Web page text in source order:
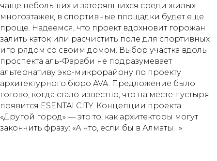
чаще небольших и затерявшихся среди жилых
многоэтажек, в спортивные площадки будет еще
проще. Надеемся, что проект вдохновит горожан
залить каток или расчистить поле для спортивных
игр рядом со своим домом. Выбор участка вдоль
проспекта аль-Фараби не подразумевает
альтернативу эко-микрорайону по проекту
архитектурного бюро AVA. Предложение было
готово, когда стало известно, что на месте пустыря
появится ESENTAI CITY. Концепции проекта
«Другой город» — это то, как архитекторы могут
закончить фразу: «А что, если бы в Алматы…»